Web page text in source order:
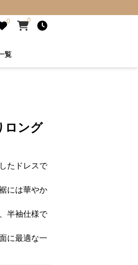
0 0
覧
ロング
たドレスで
には華やか
半袖仕様で
に最適な一